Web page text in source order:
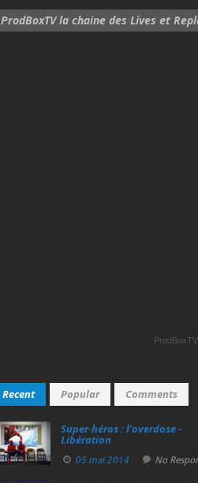
ProdBoxTV la chaine des Lives et
ProdBoxTV
Recent Popular Comments
Super‑héros : l’overdose -
Libération
05 mai 2014 No